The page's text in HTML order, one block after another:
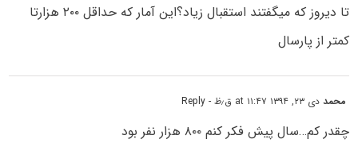
تا دیروز که میگفتند استقبال زیاد؟این آمار که حداقل ۲۰۰ هزارتا
کمتر از پارسال
محمددی ۲۳, ۱۳۹۴ at ۱۱:۴۷ ق٫ظ - Reply
چقدر کم…سال پیش فکر کنم ۸۰۰ هزار نفر بود